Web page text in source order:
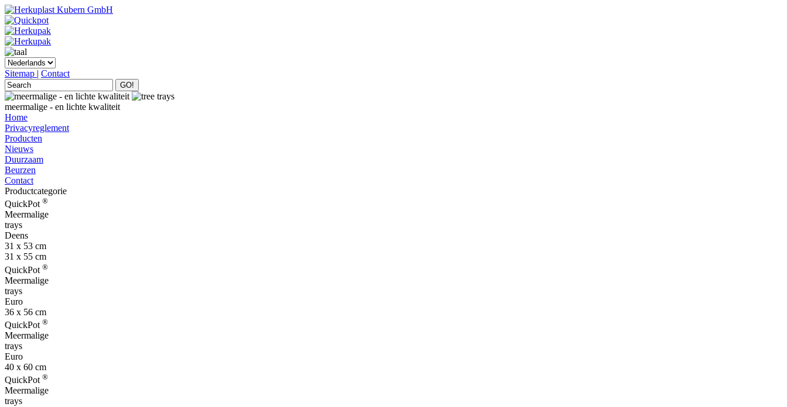
Sitemap | Contact
GO!
meermalige - en lichte kwaliteit
Home
Privacyreglement
Producten
Nieuws
Duurzaam
Beurzen
Contact
Productcategorie
QuickPot ®
Meermalige
trays
Deens
31 x 53 cm
31 x 55 cm
QuickPot ®
Meermalige
trays
Euro
36 x 56 cm
QuickPot ®
Meermalige
trays
Euro
40 x 60 cm
QuickPot ®
Meermalige
trays